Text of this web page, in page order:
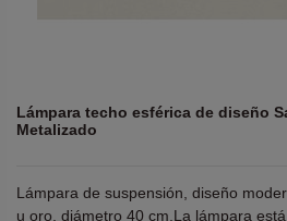
Lámpara techo esférica de diseño
Metalizado
Lámpara de suspensión, diseño
u oro, diámetro 40 cm.La lámpara